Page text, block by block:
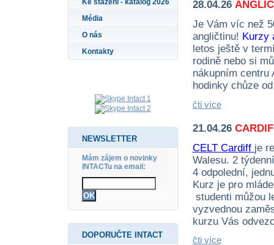
Ke stažení - katalog 2026
Média
O nás
Kontakty
NEWSLETTER
Mám zájem o novinky
INTACTu na email:
DOPORUČTE INTACT
28.04.26
Je Vám víc než
angličtinu! Kurzy
letos ještě v
rodině nebo si
nákupním centru
hodinky chůze
čti více
21.04.26
CELT Cardiff je
Walesu. 2
4 odpolední,
Kurz je pro
studenti můžou
vyzvednou
kurzu Vás
čti více